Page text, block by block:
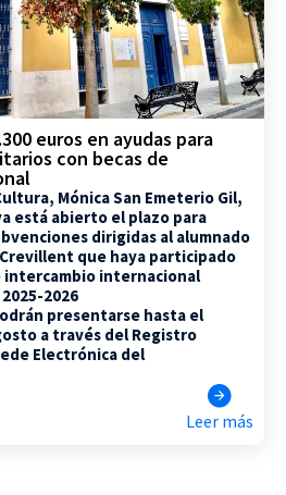
euros en ayudas para
con becas de
Mónica San Emeterio Gil,
está abierto el plazo para
dirigidas al alumnado
que haya participado
intercambio internacional
2026
presentarse hasta el
a través del Registro
Electrónica del
Leer más